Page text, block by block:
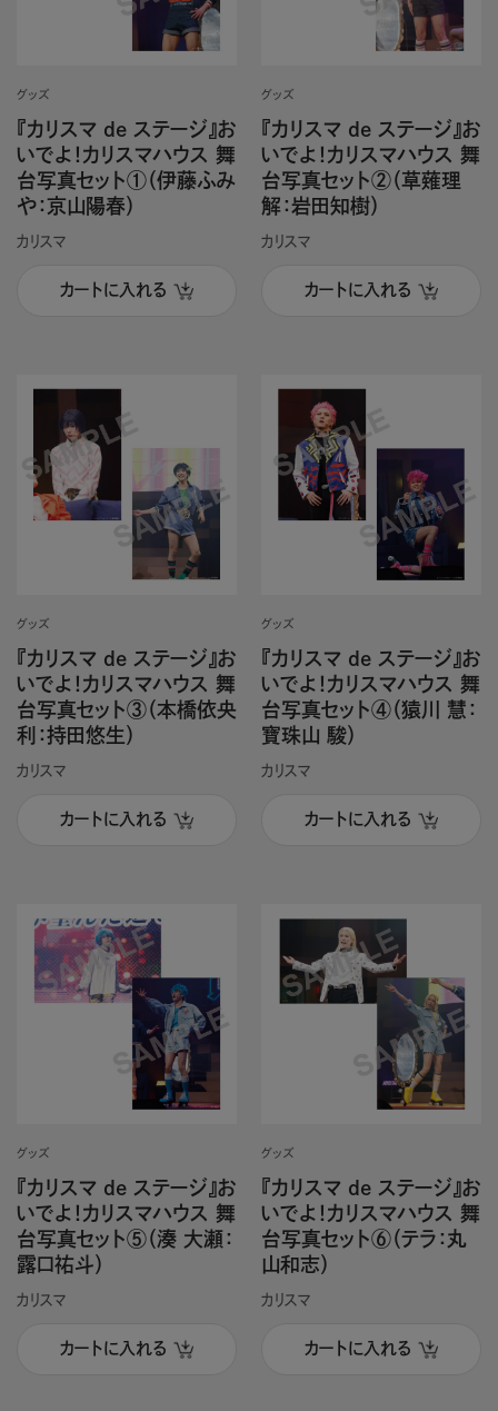
グッズ
『カリスマ de ステージ』お
いでよ！カリスマハウス 舞
台写真セット①（伊藤ふみ
や：京山陽春）
カリスマ
カートに入れる
グッズ
『カリスマ de ステージ』お
いでよ！カリスマハウス 舞
台写真セット②（草薙理
解：岩田知樹）
カリスマ
カートに入れる
グッズ
『カリスマ de ステージ』お
いでよ！カリスマハウス 舞
台写真セット③（本橋依央
利：持田悠生）
カリスマ
カートに入れる
グッズ
『カリスマ de ステージ』お
いでよ！カリスマハウス 舞
台写真セット④（猿川 慧：
寶珠山 駿）
カリスマ
カートに入れる
グッズ
『カリスマ de ステージ』お
いでよ！カリスマハウス 舞
台写真セット⑤（湊 大瀬：
露口祐斗）
カリスマ
カートに入れる
グッズ
『カリスマ de ステージ』お
いでよ！カリスマハウス 舞
台写真セット⑥（テラ：丸
山和志）
カリスマ
カートに入れる